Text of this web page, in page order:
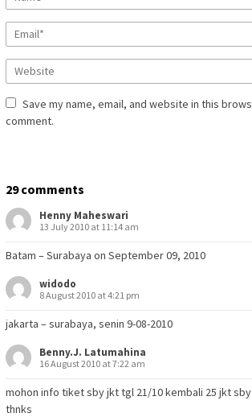
Save my name, email, and website in this
comment.
29 comments
Henny Maheswari
13 July 2010 at 11:14 am
Batam – Surabaya on September 09, 2010
widodo
8 August 2010 at 4:21 pm
jakarta – surabaya, senin 9-08-2010
Benny.J. Latumahina
16 August 2010 at 7:22 am
mohon info tiket sby jkt tgl 21/10 kembali 25 jkt
thnks